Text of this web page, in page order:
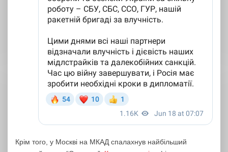
Крім того, у Москві на МКАД спалахнув найбільший